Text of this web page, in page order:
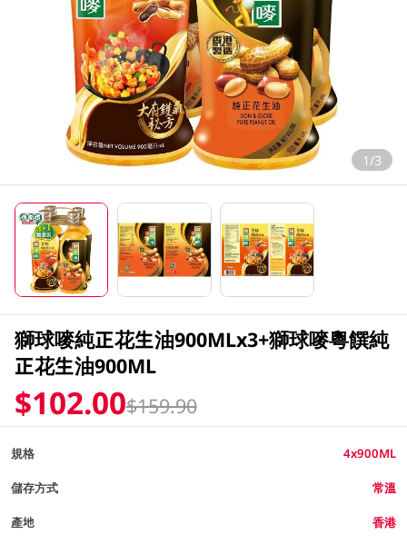
1/3
獅球嘜純正花生油900MLx3+獅球嘜粵饌純
正花生油900ML
$102.00$159.90
規格 4x900ML
儲存方式 常溫
產地 香港